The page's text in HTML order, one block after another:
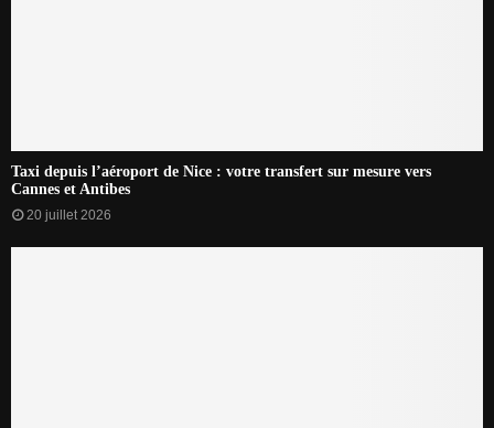
Taxi depuis l’aéroport de Nice : votre transfert sur mesure vers
Cannes et Antibes
20 juillet 2026